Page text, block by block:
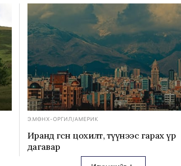
Э.МӨНХ-ОРГИЛ/АМЕРИК
Иранд өгсөн цохилт, түүнээс гарах үр
дагавар